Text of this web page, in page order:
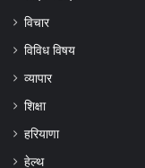
विचार
विविध विषय
व्यापार
शिक्षा
हरियाणा
हेल्‍थ